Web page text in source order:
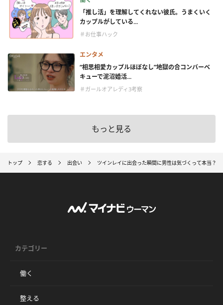
「推し活」を理解してくれない彼氏。うまくいく
カップルがしている...
＃お仕事ハック
エンタメ
“相思相愛カップルほぼなし”地獄の合コンバーベ
キューで泥沼婚活...
＃ガールオアレディ3考察
もっと見る
トップ 恋する 出会い ツインレイに出会った瞬間に男性は気づくって本当？
カテゴリー
働く
整える